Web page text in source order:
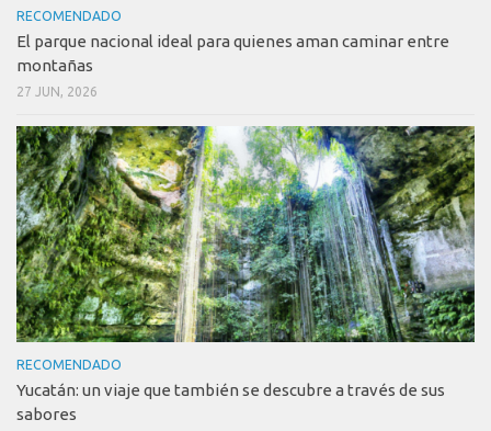
RECOMENDADO
El parque nacional ideal para quienes aman caminar entre
montañas
27 JUN, 2026
RECOMENDADO
Yucatán: un viaje que también se descubre a través de sus
sabores